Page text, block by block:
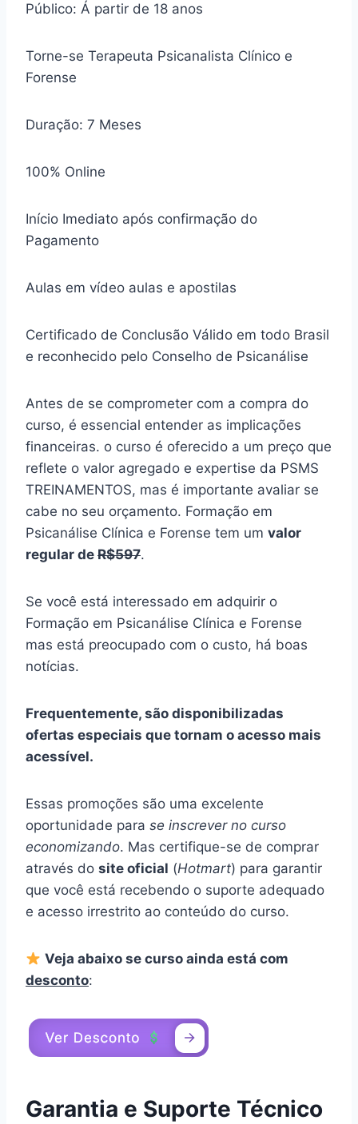
Público: Á partir de 18 anos
Torne-se Terapeuta Psicanalista Clínico e
Forense
Duração: 7 Meses
100% Online
Início Imediato após confirmação do
Pagamento
Aulas em vídeo aulas e apostilas
Certificado de Conclusão Válido em todo Brasil
e reconhecido pelo Conselho de Psicanálise
Antes de se comprometer com a compra do
curso, é essencial entender as implicações
financeiras. o curso é oferecido a um preço que
reflete o valor agregado e expertise da PSMS
TREINAMENTOS, mas é importante avaliar se
cabe no seu orçamento. Formação em
Psicanálise Clínica e Forense tem um valor
regular de R$597.
Se você está interessado em adquirir o
Formação em Psicanálise Clínica e Forense
mas está preocupado com o custo, há boas
notícias.
Frequentemente, são disponibilizadas
ofertas especiais que tornam o acesso mais
acessível.
Essas promoções são uma excelente
oportunidade para se inscrever no curso
economizando. Mas certifique-se de comprar
através do site oficial (Hotmart) para garantir
que você está recebendo o suporte adequado
e acesso irrestrito ao conteúdo do curso.
Veja abaixo se curso ainda está com
desconto:
Garantia e Suporte Técnico